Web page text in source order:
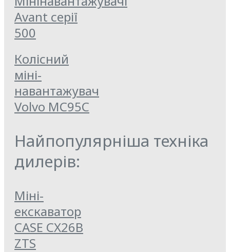
Avant серії
500
Колісний
міні-
навантажувач
Volvo MC95C
Найпопулярніша техніка
дилерів:
Міні-
екскаватор
CASE CX26B
ZTS